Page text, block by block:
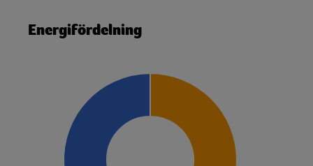
Kolhydrat
Monosackarider
Sackaros
Magnesium
60,74 mg
7646,59 mg
Energifördelning